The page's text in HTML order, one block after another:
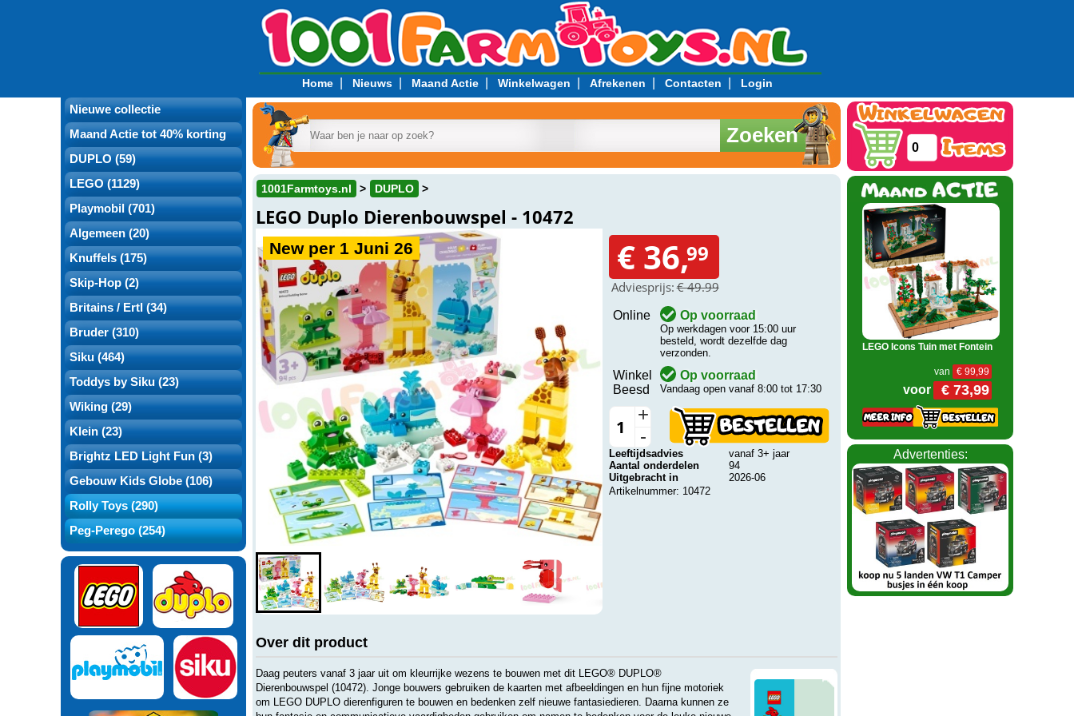
Home| Nieuws| Maand Actie| Winkelwagen Afrekenen Contacten Login
Nieuwe collectie
Maand Actie tot 40% korting
DUPLO (59)
LEGO (1129)
Playmobil (701)
Algemeen (20)
Knuffels (175)
Skip-Hop (2)
Britains / Ertl (34)
Bruder (310)
Siku (464)
Toddys by Siku (23)
Wiking (29)
Klein (23)
Brightz LED Light Fun (3)
Gebouw Kids Globe (106)
Rolly Toys (290)
Peg-Perego (254)
Zoeken
1001Farmtoys.nl DUPLO
LEGO Duplo Dierenbouwspel - 10472
New per 1 Juni 26 € 36,99
Adviesprijs:€ 49.99
Online Op voorraad
Op werkdagen voor 15:00 uur
besteld, wordt dezelfde dag
verzonden.
Winkel
Beesd
Op voorraad
Vandaag open vanaf 8:00 tot 17:30
+
-
Leeftijdsadvies
vanaf 3+ jaar
Aantal onderdelen
94
Uitgebracht in
2026-06
Artikelnummer: 10472
Over dit product
Daag peuters vanaf 3 jaar uit om kleurrijke wezens te bouwen met dit LEGO® DUPLO®
Dierenbouwspel (10472). Jonge bouwers gebruiken de kaarten met afbeeldingen en hun fijne motoriek
om LEGO DUPLO dierenfiguren te bouwen en bedenken zelf nieuwe fantasiedieren. Daarna kunnen ze
0
LEGO Icons Tuin met Fontein
€ 99,99
van
€ 73,99
voor
Advertenties: